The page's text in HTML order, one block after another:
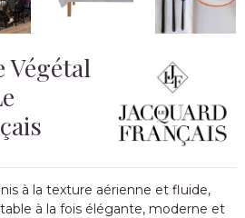
Végétal
à la texture aérienne et fluide,
à la fois élégante, moderne et